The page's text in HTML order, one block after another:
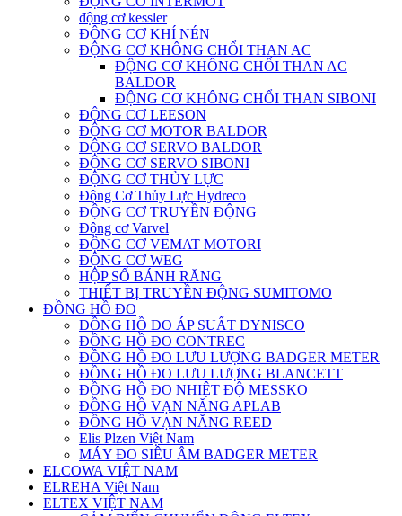
động cơ kessler
ĐỘNG CƠ KHÍ NÉN
ĐỘNG CƠ KHÔNG CHỔI THAN AC
ĐỘNG CƠ KHÔNG CHỔI THAN AC
BALDOR
ĐỘNG CƠ KHÔNG CHỔI THAN SIBONI
ĐỘNG CƠ LEESON
ĐỘNG CƠ MOTOR BALDOR
ĐỘNG CƠ SERVO BALDOR
ĐỘNG CƠ SERVO SIBONI
ĐỘNG CƠ THỦY LỰC
Động Cơ Thủy Lực Hydreco
ĐỘNG CƠ TRUYỀN ĐỘNG
Động cơ Varvel
ĐỘNG CƠ VEMAT MOTORI
ĐỘNG CƠ WEG
HỘP SỐ BÁNH RĂNG
THIẾT BỊ TRUYỀN ĐỘNG SUMITOMO
ĐỒNG HỒ ĐO
ĐỒNG HỒ ĐO ÁP SUẤT DYNISCO
ĐỒNG HỒ ĐO CONTREC
ĐỒNG HỒ ĐO LƯU LƯỢNG BADGER METER
ĐỒNG HỒ ĐO LƯU LƯỢNG BLANCETT
ĐỒNG HỒ ĐO NHIỆT ĐỘ MESSKO
ĐỒNG HỒ VẠN NĂNG APLAB
ĐỒNG HỒ VẠN NĂNG REED
Elis Plzen Việt Nam
MÁY ĐO SIÊU ÂM BADGER METER
ELCOWA VIỆT NAM
ELREHA Việt Nam
ELTEX VIỆT NAM